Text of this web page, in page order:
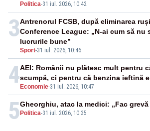
Politica-31 iul. 2026, 10:42
3
Sport-31 iul. 2026, 10:46
Antrenorul FCSB, după eliminarea
Conference League: „N-ai cum să nu
lucrurile bune”
4 Economie-31 iul. 2026, 10:47
AEI: Românii nu plătesc mult pentru
scumpă, ci pentru că benzina ieftină
5 Politica-31 iul. 2026, 10:35
Gheorghiu, atac la medici: „Fac